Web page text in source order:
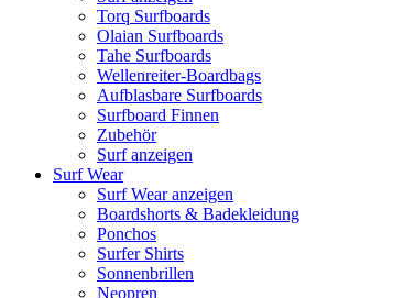
Torq Surfboards
Olaian Surfboards
Tahe Surfboards
Wellenreiter-Boardbags
Aufblasbare Surfboards
Surfboard Finnen
Zubehör
Surf anzeigen
Surf Wear
Surf Wear anzeigen
Boardshorts & Badekleidung
Ponchos
Surfer Shirts
Sonnenbrillen
Neopren